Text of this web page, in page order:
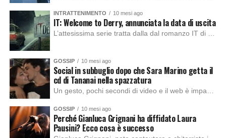
INTRATTENIMENTO 10 mesi ago
IT: Welcome to Derry, annunciata la data di uscita
L’attesissima serie tratta dalla dal romanzo IT di Stephen King, arriverà anche in Italia, molto prima del previsto, dato che nei giorni precedenti HBO Max ha rivelato la data di uscita negli Stati Uniti, è giunto il momento anche per l’Italia. La nuova serie drammatica creata dal regista Andy Muschietti, basata sul romanzo best seller […]
GOSSIP 10 mesi ago
Social in subbuglio dopo che Sara Marino getta il
cd di Tananai nella spazzatura
Un gesto, pochi secondi di video e il web è impazzito. Nella serata di domenica, Sara Marino, ex compagna di Tananai, ha pubblicato su Instagram una storia che non lasciava spazio a interpretazioni: il cd del cantante finiva dritto nella spazzatura. Un segnale forte e simbolico allo stesso tempo. Questa vicenda arriva dopo altre indicazioni […]
GOSSIP 10 mesi ago
Perché Gianluca Grignani ha diffidato Laura
Pausini? Ecco cosa è successo